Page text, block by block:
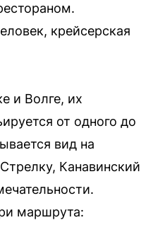
крейсерская
и Волге, их
от одного до
вид на
Канавинский
маршрута: